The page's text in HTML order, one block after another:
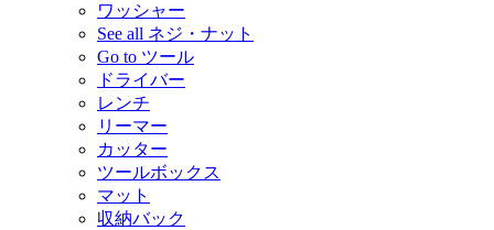
ワッシャー
See all ネジ・ナット
Go to ツール
ドライバー
レンチ
リーマー
カッター
ツールボックス
マット
収納バック